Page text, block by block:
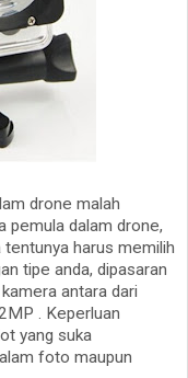
drone malah
pemula dalam drone,
tentunya harus memilih
tipe anda, dipasaran
antara dari
. Keperluan
yang suka
foto maupun